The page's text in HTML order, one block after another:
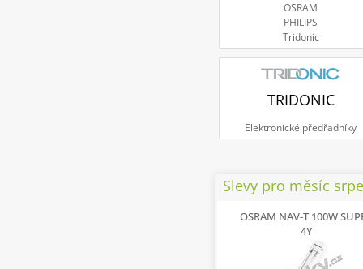
OSRAM
PHILIPS
Tridonic
TRIDONIC
Elektronické předřadníky
Slevy pro měsíc
OSRAM NAV-T 100W
4Y